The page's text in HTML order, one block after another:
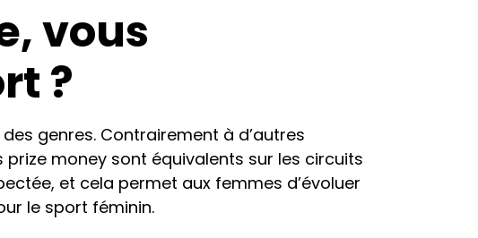
vous
?
genres. Contrairement à d’autres
money sont équivalents sur les circuits
et cela permet aux femmes d’évoluer
le sport féminin.